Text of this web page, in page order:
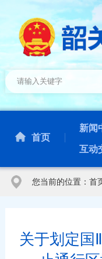
首页
新闻
互动
您当前的位置： 首
关于划定国